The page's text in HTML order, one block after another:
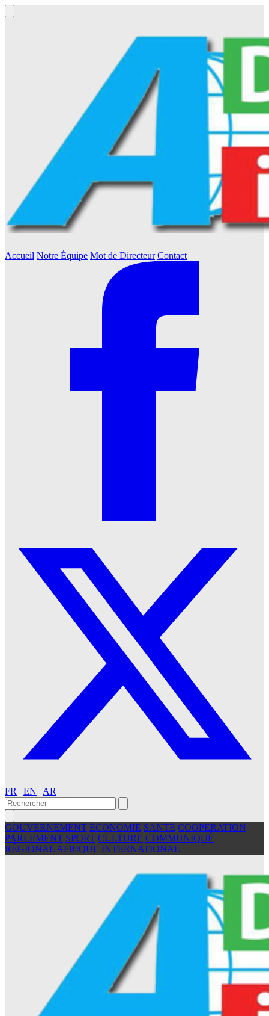
Accueil Notre Équipe Mot de Directeur Contact
FR | EN | AR
GOUVERNEMENT ÉCONOMIE SANTÉ COOPERATION
PARLEMENT SPORT CULTURE COMMUNIQUÉ
RÉGIONAL AFRIQUE INTERNATIONAL